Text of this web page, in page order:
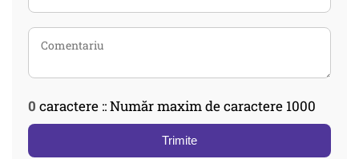
0 caractere :: Număr maxim de caractere 1000
Trimite